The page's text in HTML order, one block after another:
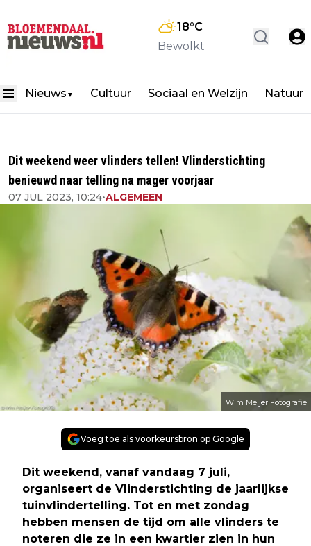
18°C
Bewolkt
Nieuws ▼ Cultuur Sociaal en Welzijn Natuur
Dit weekend weer vlinders tellen! Vlinderstichting
benieuwd naar telling na mager voorjaar
07 JUL 2023, 10:24•ALGEMEEN
Wim Meijer Fotografie
Voeg toe als voorkeursbron op Google
Dit weekend, vanaf vandaag 7 juli,
organiseert de Vlinderstichting de jaarlijkse
tuinvlindertelling. Tot en met zondag
hebben mensen de tijd om alle vlinders te
noteren die ze in een kwartier zien in hun